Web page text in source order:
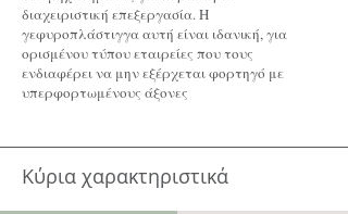
διαχειριστική επεξεργασία. Η
γεφυροπλάστιγγα αυτή είναι ιδανική, για
ορισμένου τύπου εταιρείες που τους
ενδιαφέρει να μην εξέρχεται φορτηγό με
υπερφορτωμένους άξονες
Κύρια χαρακτηριστικά